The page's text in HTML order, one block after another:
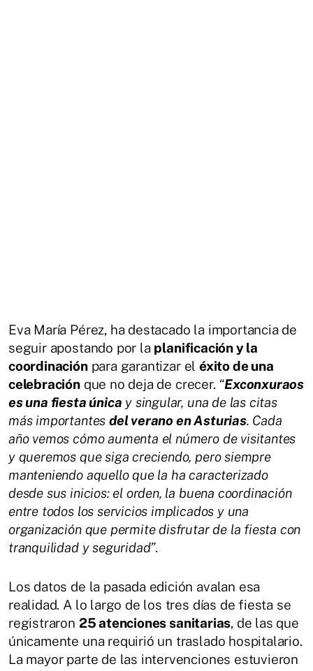
Eva María Pérez, ha destacado la importancia de
seguir apostando por la planificación y la
coordinaciónpara garantizar el éxito de una
celebraciónque no deja de crecer. “Exconxuraos
es una fiesta única y singular, una de las citas
más importantes del verano en Asturias. Cada
año vemos cómo aumenta el número de visitantes
y queremos que siga creciendo, pero siempre
manteniendo aquello que la ha caracterizado
desde sus inicios: el orden, la buena coordinación
entre todos los servicios implicados y una
organización que permite disfrutar de la fiesta con
tranquilidad y seguridad”.
Los datos de la pasada edición avalan esa
realidad. A lo largo de los tres días de fiesta se
registraron 25 atenciones sanitarias, de las que
únicamente una requirió un traslado hospitalario.
La mayor parte de las intervenciones estuvieron